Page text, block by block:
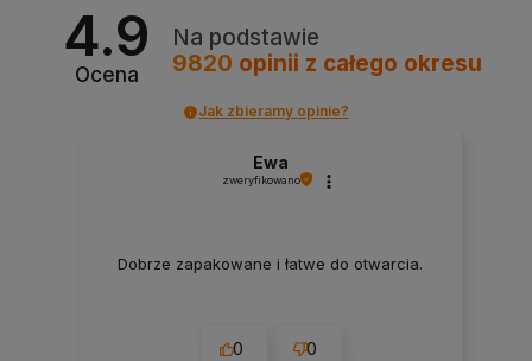
4.9
Ocena
Na podstawie
9820 opinii z całego okresu
Jak zbieramy opinie?
Ewa
zweryfikowano
Dobrze zapakowane i łatwe do otwarcia.
0 0